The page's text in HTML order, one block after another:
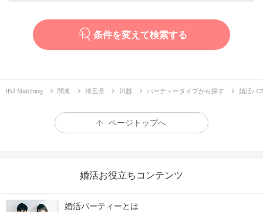
条件を変えて検索する
IBJ Matching 関東 埼玉県 川越 パーティータイプから探す 婚活バ
ページトップへ
婚活お役立ちコンテンツ
婚活パーティーとは